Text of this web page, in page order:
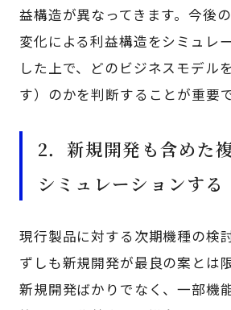
益構造が異なってきます。今後
変化による利益構造をシミュレ
した上で、どのビジネスモデル
す）のかを判断することが重要で
2．新規開発も含めた
シミュレーションする
現行製品に対する次期機種の検
ずしも新規開発が最良の案とは
新規開発ばかりでなく、一部機